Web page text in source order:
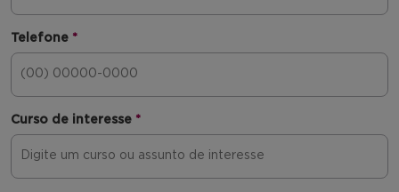
Telefone *
Curso de interesse *